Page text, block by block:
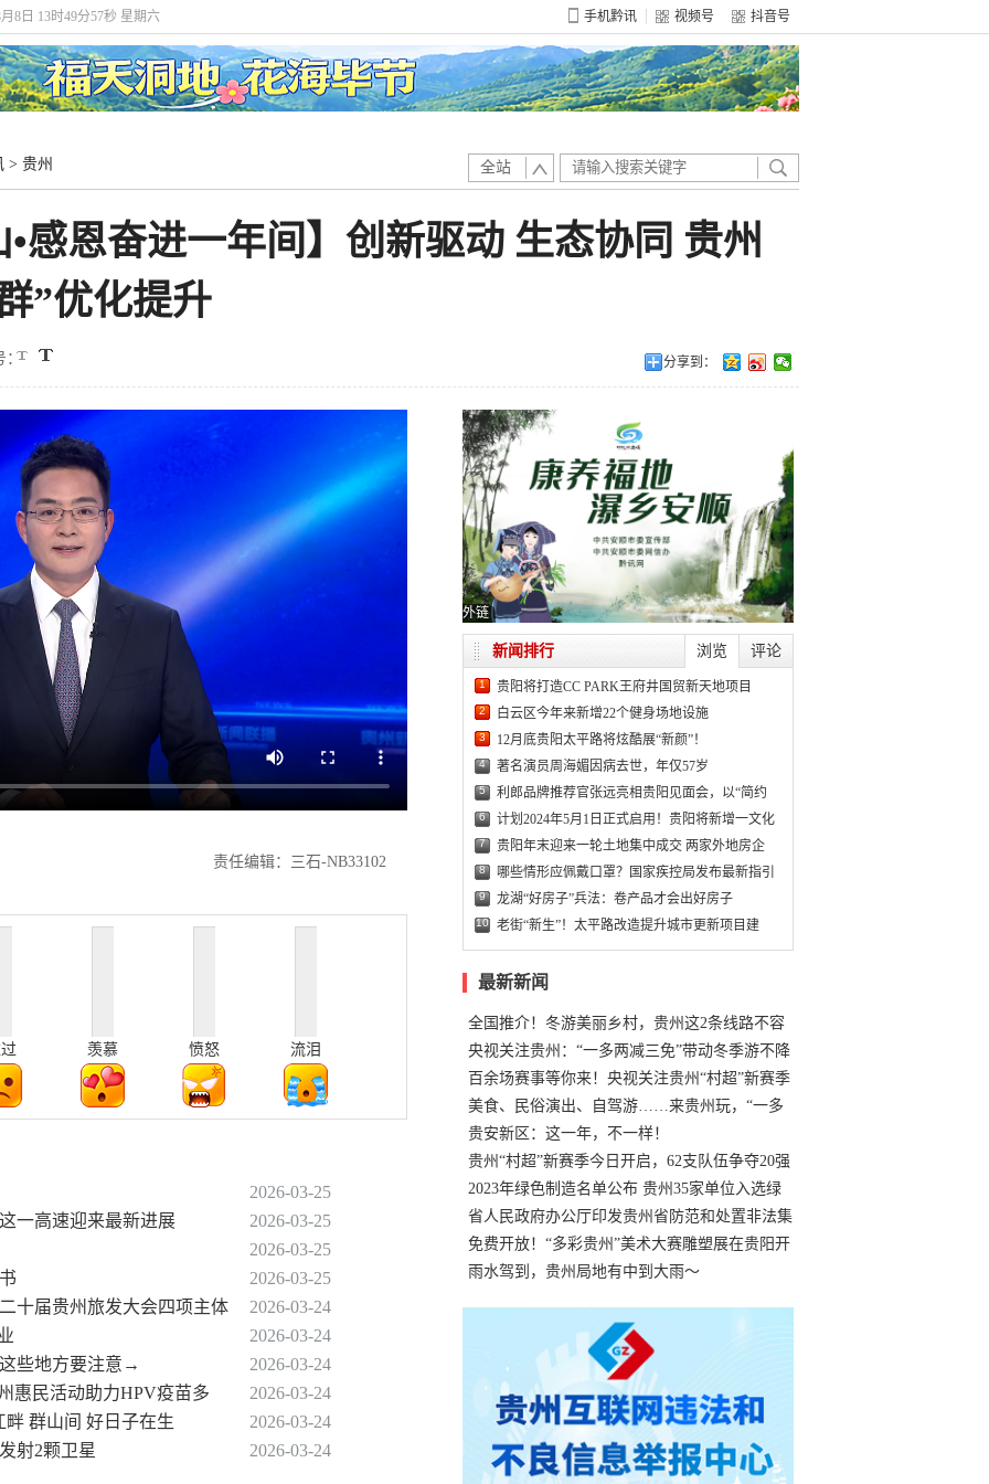
8日 13时49分58秒 星期六 手机黔讯 视频号 抖音号
> 贵州 全站
感恩奋进一年间】创新驱动 生态协同 贵州
”优化提升
： 分享到：
责任编辑：三石-NB33102
羡慕 愤怒 流泪
2026-03-25
一高速迎来最新进展
2026-03-25
2026-03-25
2026-03-25
十届贵州旅发大会四项主体
2026-03-24
2026-03-24
些地方要注意→
2026-03-24
惠民活动助力HPV疫苗多
2026-03-24
畔 群山间 好日子在生
2026-03-24
射2颗卫星
2026-03-24
外链
浏览 评论
新闻排行
1 贵阳将打造CC PARK王府井国贸新天地项目
2 白云区今年来新增22个健身场地设施
3 12月底贵阳太平路将炫酷展“新颜”！
4 著名演员周海媚因病去世，年仅57岁
5 利郎品牌推荐官张远亮相贵阳见面会，以“简约
6 计划2024年5月1日正式启用！贵阳将新增一文化
7 贵阳年末迎来一轮土地集中成交 两家外地房企
8 哪些情形应佩戴口罩？国家疾控局发布最新指引
9 龙湖“好房子”兵法：卷产品才会出好房子
10 老街“新生”！太平路改造提升城市更新项目建
最新新闻
全国推介！冬游美丽乡村，贵州这2条线路不容
错过
央视关注贵州：“一多两减三免”带动冬季游不降
温
百余场赛事等你来！央视关注贵州“村超”新赛季
正式“打响”
美食、民俗演出、自驾游……来贵州玩，“一多
两减三免”！
贵安新区：这一年，不一样！
贵州“村超”新赛季今日开启，62支队伍争夺20强
名额
2023年绿色制造名单公布 贵州35家单位入选绿
色工厂
省人民政府办公厅印发贵州省防范和处置非法集
资工作实施细则
免费开放！“多彩贵州”美术大赛雕塑展在贵阳开
展，持续至1月19日
雨水驾到，贵州局地有中到大雨～